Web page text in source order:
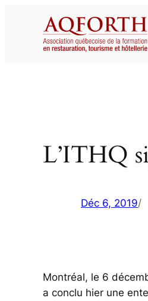
L’ITHQ
Déc 6, 2019/
Montréal, le 6
a conclu hier une